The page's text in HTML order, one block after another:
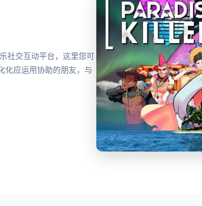
社交互动平台，这里您可
化应运用协助的朋友，与